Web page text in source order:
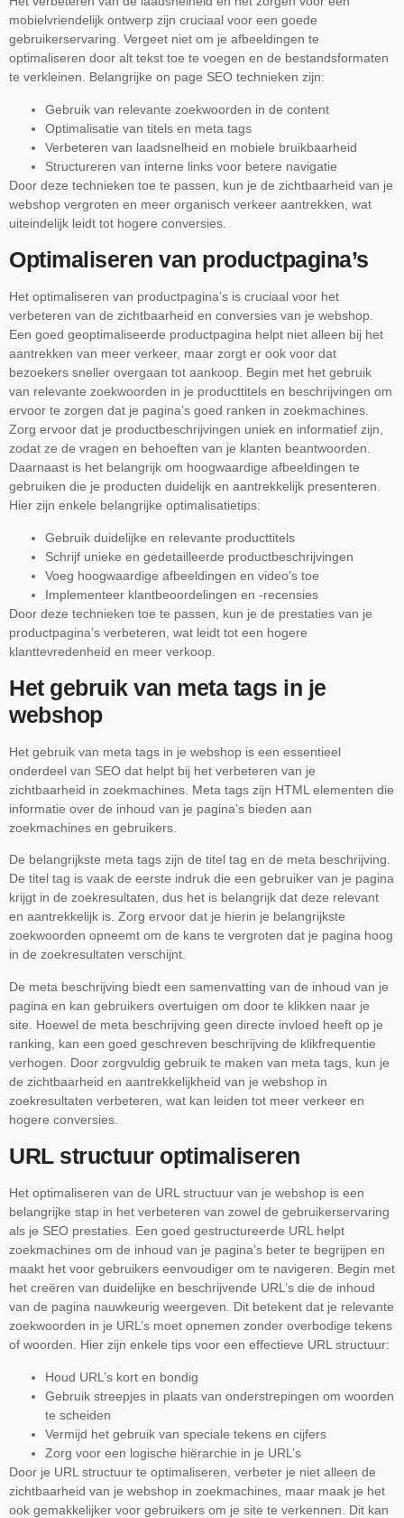
mobielvriendelijk ontwerp zijn cruciaal voor een goede
gebruikerservaring. Vergeet niet om je afbeeldingen te
optimaliseren door alt tekst toe te voegen en de bestandsformaten
te verkleinen. Belangrijke on page SEO technieken zijn:
Gebruik van relevante zoekwoorden in de content
Optimalisatie van titels en meta tags
Verbeteren van laadsnelheid en mobiele bruikbaarheid
Structureren van interne links voor betere navigatie
Door deze technieken toe te passen, kun je de zichtbaarheid van je
webshop vergroten en meer organisch verkeer aantrekken, wat
uiteindelijk leidt tot hogere conversies.
Optimaliseren van productpagina’s
Het optimaliseren van productpagina’s is cruciaal voor het
verbeteren van de zichtbaarheid en conversies van je webshop.
Een goed geoptimaliseerde productpagina helpt niet alleen bij het
aantrekken van meer verkeer, maar zorgt er ook voor dat
bezoekers sneller overgaan tot aankoop. Begin met het gebruik
van relevante zoekwoorden in je producttitels en beschrijvingen om
ervoor te zorgen dat je pagina’s goed ranken in zoekmachines.
Zorg ervoor dat je productbeschrijvingen uniek en informatief zijn,
zodat ze de vragen en behoeften van je klanten beantwoorden.
Daarnaast is het belangrijk om hoogwaardige afbeeldingen te
gebruiken die je producten duidelijk en aantrekkelijk presenteren.
Hier zijn enkele belangrijke optimalisatietips:
Gebruik duidelijke en relevante producttitels
Schrijf unieke en gedetailleerde productbeschrijvingen
Voeg hoogwaardige afbeeldingen en video’s toe
Implementeer klantbeoordelingen en -recensies
Door deze technieken toe te passen, kun je de prestaties van je
productpagina’s verbeteren, wat leidt tot een hogere
klanttevredenheid en meer verkoop.
Het gebruik van meta tags in je
webshop
Het gebruik van meta tags in je webshop is een essentieel
onderdeel van SEO dat helpt bij het verbeteren van je
zichtbaarheid in zoekmachines. Meta tags zijn HTML elementen die
informatie over de inhoud van je pagina’s bieden aan
zoekmachines en gebruikers.
De belangrijkste meta tags zijn de titel tag en de meta beschrijving.
De titel tag is vaak de eerste indruk die een gebruiker van je pagina
krijgt in de zoekresultaten, dus het is belangrijk dat deze relevant
en aantrekkelijk is. Zorg ervoor dat je hierin je belangrijkste
zoekwoorden opneemt om de kans te vergroten dat je pagina hoog
in de zoekresultaten verschijnt.
De meta beschrijving biedt een samenvatting van de inhoud van je
pagina en kan gebruikers overtuigen om door te klikken naar je
site. Hoewel de meta beschrijving geen directe invloed heeft op je
ranking, kan een goed geschreven beschrijving de klikfrequentie
verhogen. Door zorgvuldig gebruik te maken van meta tags, kun je
de zichtbaarheid en aantrekkelijkheid van je webshop in
zoekresultaten verbeteren, wat kan leiden tot meer verkeer en
hogere conversies.
URL structuur optimaliseren
Het optimaliseren van de URL structuur van je webshop is een
belangrijke stap in het verbeteren van zowel de gebruikerservaring
als je SEO prestaties. Een goed gestructureerde URL helpt
zoekmachines om de inhoud van je pagina’s beter te begrijpen en
maakt het voor gebruikers eenvoudiger om te navigeren. Begin met
het creëren van duidelijke en beschrijvende URL’s die de inhoud
van de pagina nauwkeurig weergeven. Dit betekent dat je relevante
zoekwoorden in je URL’s moet opnemen zonder overbodige tekens
of woorden. Hier zijn enkele tips voor een effectieve URL structuur:
Houd URL’s kort en bondig
Gebruik streepjes in plaats van onderstrepingen om woorden
te scheiden
Vermijd het gebruik van speciale tekens en cijfers
Zorg voor een logische hiërarchie in je URL’s
Door je URL structuur te optimaliseren, verbeter je niet alleen de
zichtbaarheid van je webshop in zoekmachines, maar maak je het
ook gemakkelijker voor gebruikers om je site te verkennen. Dit kan